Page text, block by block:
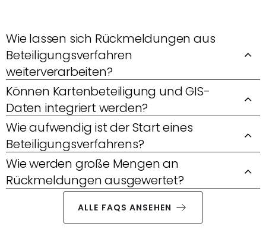
Wie lassen sich Rückmeldungen aus
Beteiligungsverfahren
weiterverarbeiten?
Können Kartenbeteiligung und GIS-
Daten integriert werden?
Wie aufwendig ist der Start eines
Beteiligungsverfahrens?
Wie werden große Mengen an
Rückmeldungen ausgewertet?
ALLE FAQS ANSEHEN